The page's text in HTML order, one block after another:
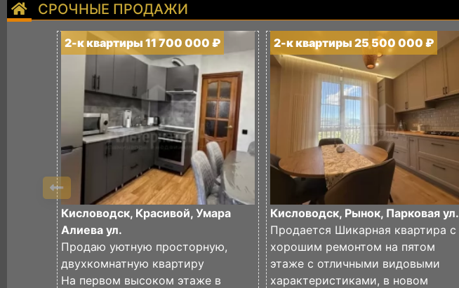
СРОЧНЫЕ ПРОДАЖИ
2-к квартиры 11 700 000 ₽
Кисловодск, Красивой, Умара
Алиева ул.
Продаю уютную просторную,
двухкомнатную квартиру
На первом высоком этаже в
2-к квартиры 25 500 000 ₽
Кисловодск, Рынок, Парковая ул.
Продается Шикарная квартира с
хорошим ремонтом на пятом
этаже с отличными видовыми
характеристиками, в новом